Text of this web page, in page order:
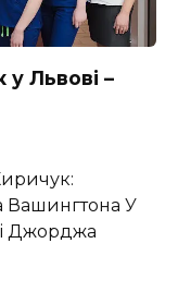
Львові –
Вашингтона У
Джорджа